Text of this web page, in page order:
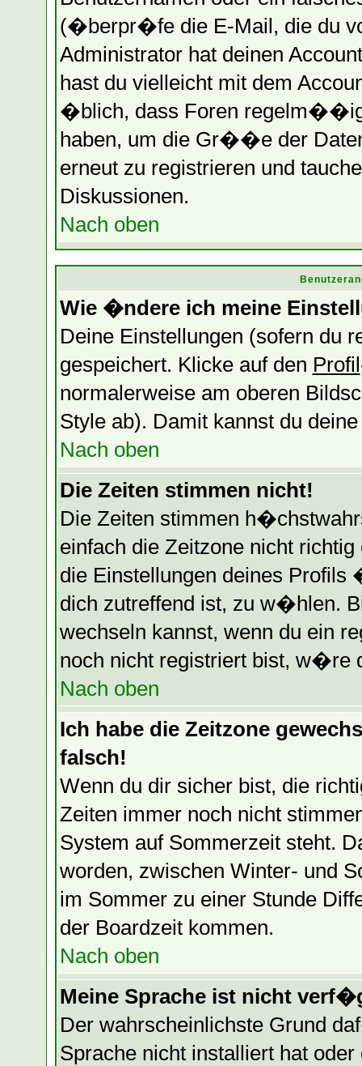
(�berpr�fe die E-Mail, die du
Administrator hat deinen
hast du vielleicht mit dem
�blich, dass Foren
haben, um die Gr��e der
erneut zu registrieren und
Diskussionen.
Nach oben
Wie �ndere ich meine
Deine Einstellungen (sofern du
gespeichert. Klicke auf den Profil
normalerweise am oberen
Style ab). Damit kannst du
Nach oben
Die Zeiten stimmen nicht!
Die Zeiten stimmen
einfach die Zeitzone nicht
die Einstellungen deines
dich zutreffend ist, zu w�hlen.
wechseln kannst, wenn du ein
noch nicht registriert bist, w�re
Nach oben
Ich habe die Zeitzone
falsch!
Wenn du dir sicher bist, die
Zeiten immer noch nicht
System auf Sommerzeit steht.
worden, zwischen Winter- und
im Sommer zu einer Stunde
der Boardzeit kommen.
Nach oben
Meine Sprache ist nicht
Der wahrscheinlichste Grund
Sprache nicht installiert hat